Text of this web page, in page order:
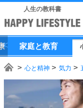
人生の教科書
家庭と教育
心と精神 気力